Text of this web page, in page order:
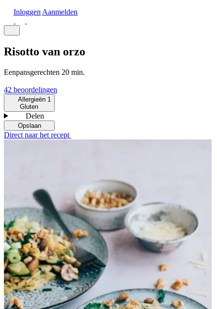
Inloggen Aanmelden
Risotto van orzo
Eenpansgerechten 20 min.
42 beoordelingen
Allergieën 1
Gluten
Delen
Opslaan
Direct naar het recept